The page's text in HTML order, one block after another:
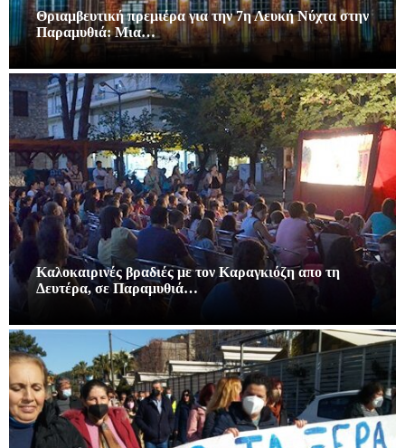
Θριαμβευτική πρεμιέρα για την 7η Λευκή Νύχτα στην
Παραμυθιά: Μια…
Καλοκαιρινές βραδιές με τον Καραγκιόζη απο τη
Δευτέρα, σε Παραμυθιά…